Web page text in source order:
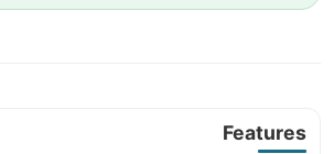
Features